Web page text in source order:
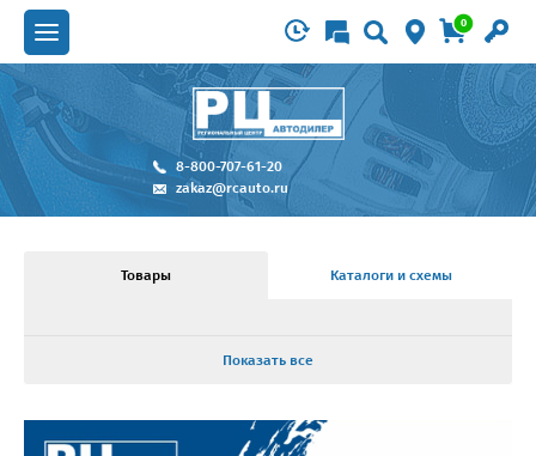
0
8-800-707-61-20
zakaz@rcauto.ru
Товары Каталоги и схемы
Показать все